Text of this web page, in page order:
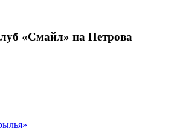
«Смайл» на Петрова